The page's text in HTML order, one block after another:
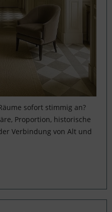
sofort stimmig an?
Proportion, historische
Verbindung von Alt und